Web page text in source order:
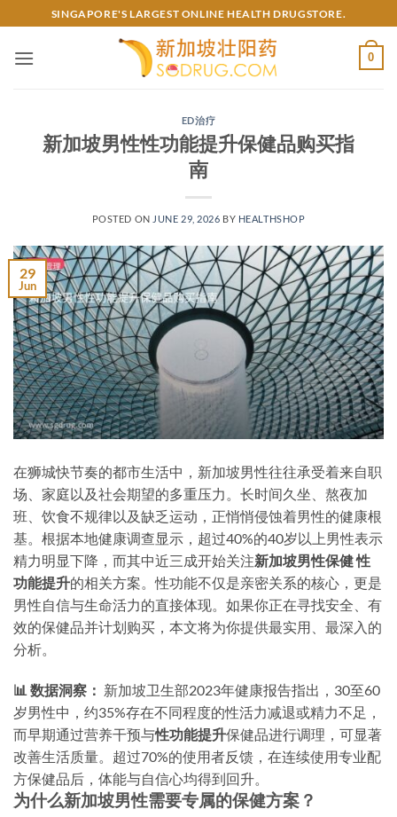
to
content
SINGAPORE'S LARGEST ONLINE HEALTH DRUGSTORE.
0
ED治疗
新加坡男性性功能提升保健品购买指
南
POSTED ON JUNE 29, 2026 BY HEALTHSHOP
29
Jun
在狮城快节奏的都市生活中，新加坡男性往往承受着来自职
场、家庭以及社会期望的多重压力。长时间久坐、熬夜加
班、饮食不规律以及缺乏运动，正悄悄侵蚀着男性的健康根
基。根据本地健康调查显示，超过40%的40岁以上男性表示
精力明显下降，而其中近三成开始关注新加坡男性保健 性
功能提升的相关方案。性功能不仅是亲密关系的核心，更是
男性自信与生命活力的直接体现。如果你正在寻找安全、有
效的保健品并计划购买，本文将为你提供最实用、最深入的
分析。
📊 数据洞察： 新加坡卫生部2023年健康报告指出，30至60
岁男性中，约35%存在不同程度的性活力减退或精力不足，
而早期通过营养干预与性功能提升保健品进行调理，可显著
改善生活质量。超过70%的使用者反馈，在连续使用专业配
方保健品后，体能与自信心均得到回升。
为什么新加坡男性需要专属的保健方案？